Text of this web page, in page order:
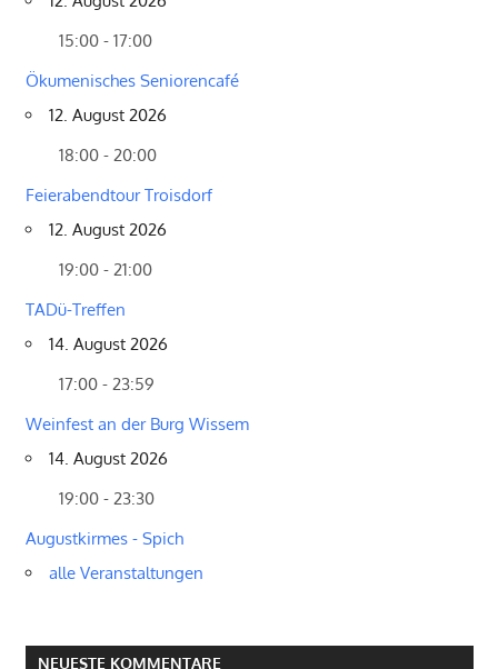
15:00 - 17:00
Ökumenisches Seniorencafé
12. August 2026
18:00 - 20:00
Feierabendtour Troisdorf
12. August 2026
19:00 - 21:00
TADü-Treffen
14. August 2026
17:00 - 23:59
Weinfest an der Burg Wissem
14. August 2026
19:00 - 23:30
Augustkirmes - Spich
alle Veranstaltungen
NEUESTE KOMMENTARE